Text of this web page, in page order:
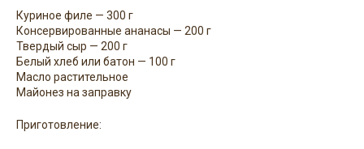
Куриное филе — 300 г
Консервированные ананасы — 200 г
Твердый сыр — 200 г
Белый хлеб или батон — 100 г
Масло растительное
Майонез на заправку
Приготовление: